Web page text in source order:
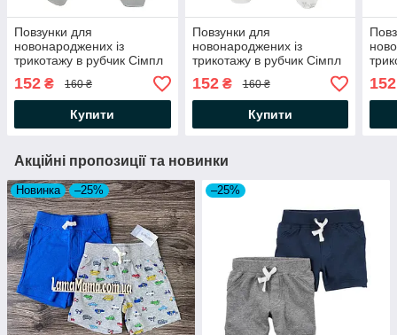
Повзунки для
новонароджених із
трикотажу в рубчик Сімпл
Сірий Minikin
152 ₴ 160 ₴
Купити
Повзунки для
новонароджених із
трикотажу в рубчик Сімпл
Слоненята Minikin
152₴ 160 ₴
Купити
152
Акційні пропозиції та новинки
Новинка –25% –25%